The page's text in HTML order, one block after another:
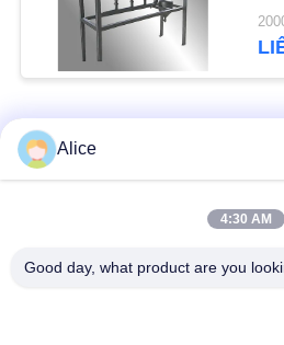
PRIVACY
Danh mục phổ biến
Alice
4:30 AM
Good day, what product are you